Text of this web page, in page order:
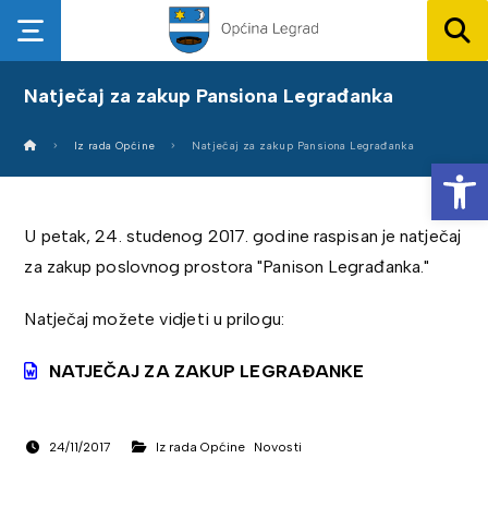
Natječaj za zakup Pansiona Legrađanka
Iz rada Općine Natječaj za zakup Pansiona Legrađanka
U petak, 24. studenog 2017. godine raspisan je natječaj
za zakup poslovnog prostora "Panison Legrađanka."
Natječaj možete vidjeti u prilogu:
NATJEČAJ ZA ZAKUP LEGRAĐANKE
24/11/2017 Iz rada Općine Novosti